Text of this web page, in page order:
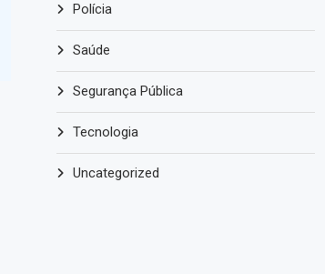
Polícia
Saúde
Segurança Pública
Tecnologia
Uncategorized